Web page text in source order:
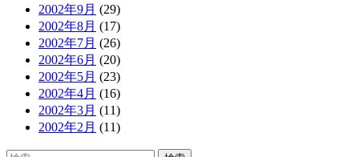
2002年9月 (29)
2002年8月 (17)
2002年7月 (26)
2002年6月 (20)
2002年5月 (23)
2002年4月 (16)
2002年3月 (11)
2002年2月 (11)